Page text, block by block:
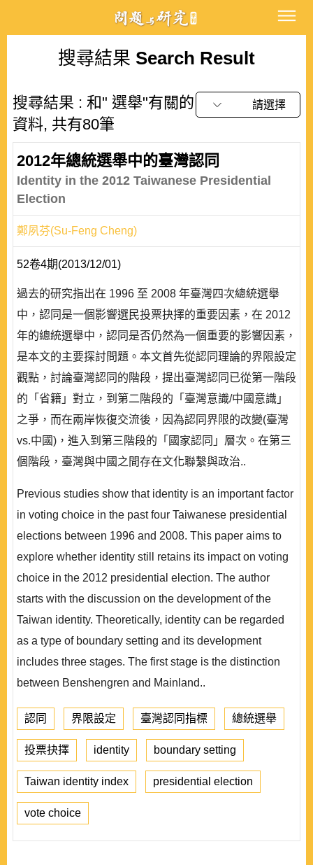
搜尋結果 Search Result
搜尋結果 : 和" 選舉"有關的
資料, 共有80筆
請選擇
2012年總統選舉中的臺灣認同
Identity in the 2012 Taiwanese Presidential
Election
鄭夙芬(Su-Feng Cheng)
52卷4期(2013/12/01)
過去的研究指出在 1996 至 2008 年臺灣四次總統選舉
中，認同是一個影響選民投票抉擇的重要因素，在 2012
年的總統選舉中，認同是否仍然為一個重要的影響因素，
是本文的主要探討問題。本文首先從認同理論的界限設定
觀點，討論臺灣認同的階段，提出臺灣認同已從第一階段
的「省籍」對立，到第二階段的「臺灣意識/中國意識」
之爭，而在兩岸恢復交流後，因為認同界限的改變(臺灣
vs.中國)，進入到第三階段的「國家認同」層次。在第三
個階段，臺灣與中國之間存在文化聯繫與政治..
Previous studies show that identity is an important factor
in voting choice in the past four Taiwanese presidential
elections between 1996 and 2008. This paper aims to
explore whether identity still retains its impact on voting
choice in the 2012 presidential election. The author
starts with the discussion on the development of the
Taiwan identity. Theoretically, identity can be regarded
as a type of boundary setting and its development
includes three stages. The first stage is the distinction
between Benshengren and Mainland..
認同 界限設定 臺灣認同指標 總統選舉
投票抉擇 identity boundary setting
Taiwan identity index presidential election
vote choice